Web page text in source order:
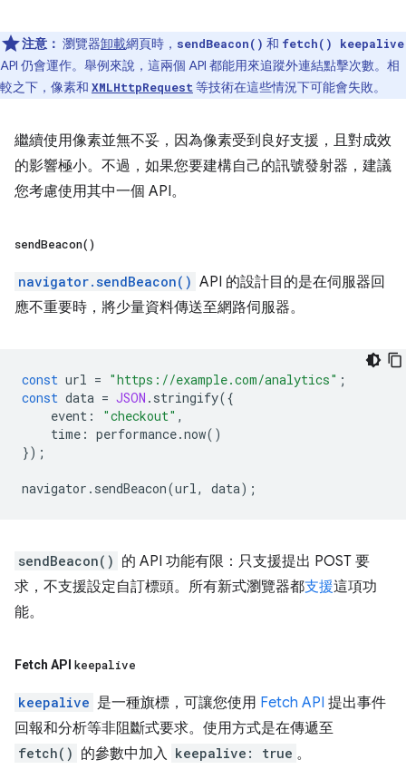
注意： 瀏覽器卸載網頁時， sendBeacon() 和 fetch() keepalive
API 仍會運作。舉例來說，這兩個 API 都能用來追蹤外連結點擊次數。相
較之下，像素和 XMLHttpRequest 等技術在這些情況下可能會失敗。
繼續使用像素並無不妥，因為像素受到良好支援，且對成效
的影響極小。不過，如果您要建構自己的訊號發射器，建議
您考慮使用其中一個 API。
sendBeacon()
navigator.sendBeacon() API 的設計目的是在伺服器回
應不重要時，將少量資料傳送至網路伺服器。
const url = "https://example.com/analytics" ;
const data = JSON . stringify({
event : "checkout" ,
time : performance.now()
});
navigator . sendBeacon(url , data);
sendBeacon() 的 API 功能有限：只支援提出 POST 要
求，不支援設定自訂標頭。所有新式瀏覽器都支援這項功
能。
Fetch API keepalive
keepalive 是一種旗標，可讓您使用 Fetch API 提出事件
回報和分析等非阻斷式要求。使用方式是在傳遞至
fetch() 的參數中加入 keepalive: true 。